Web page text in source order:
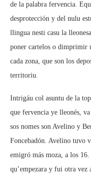
de la palabra fervencia.
desprotección y del nulu
llingua nesti casu la
poner cartelos o dimprimir
cada zona, que son los
territoriu.
Intrigáu col asuntu de la
que fervencia ye lleonés,
sos nomes son Avelino y
Foncebadón. Avelino tuvo
emigró más moza, a los
qu’empezara y fui otra vez